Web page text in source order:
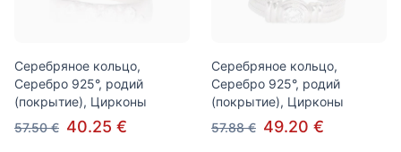
Серебряное кольцо,
Серебро 925°, родий
(покрытие), Цирконы
57.50 € 40.25 €
Серебряное кольцо,
Серебро 925°, родий
(покрытие), Цирконы
57.88 € 49.20 €